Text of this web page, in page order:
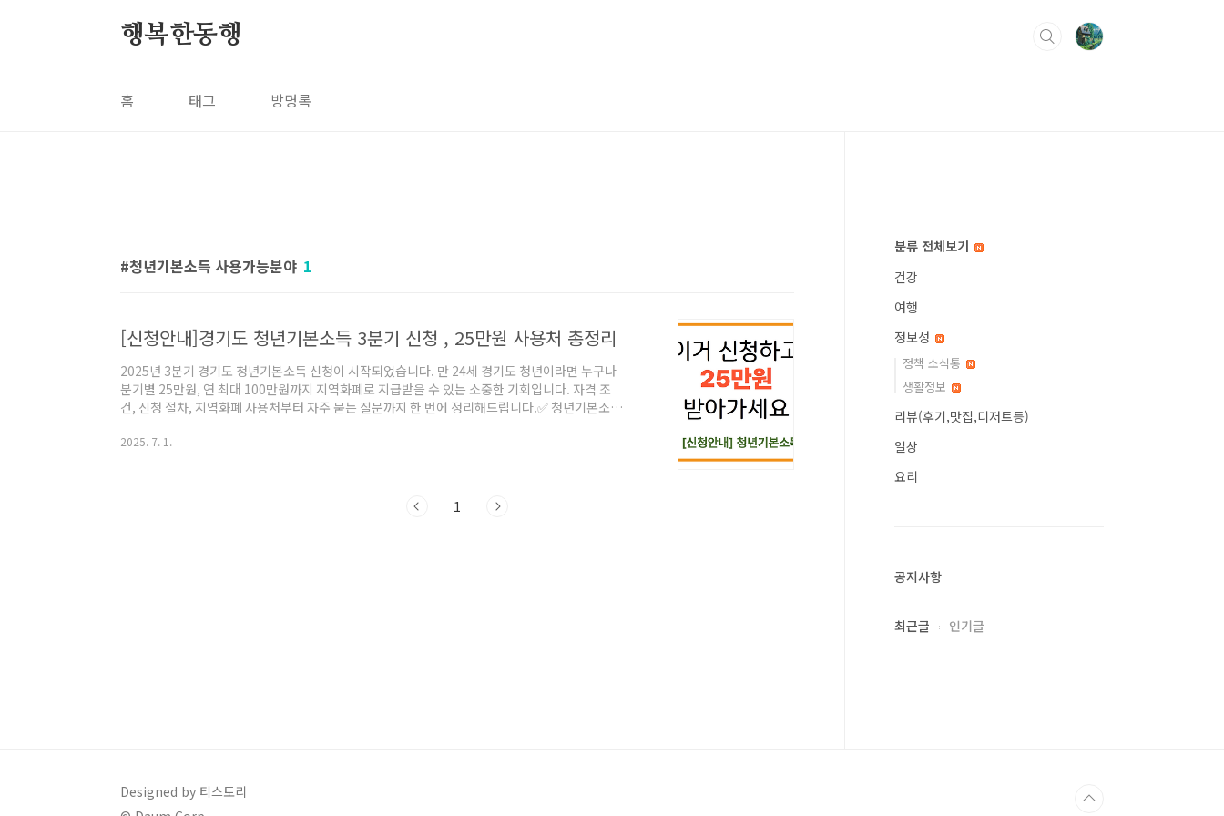
행복한동행
홈 태그 방명록
청년기본소득 사용가능분야 1
[신청안내]경기도 청년기본소득 3분기 신청 , 25만원 사용처 총정리
2025년 3분기 경기도 청년기본소득 신청이 시작되었습니다. 만 24세 경기도 청년이라면 누구나
분기별 25만원, 연 최대 100만원까지 지역화폐로 지급받을 수 있는 소중한 기회입니다. 자격 조
건, 신청 절차, 지역화폐 사용처부터 자주 묻는 질문까지 한 번에 정리해드립니다.✅ 청년기본소득
수당입니다!📌 청년기본소득 지원 대상 및 조건연령: 신청일 기준 만 24세 (2025년 기준, 2000년
2025. 7. 1.
1
분류 전체보기
건강
여행
정보성
정책 소식통
생활정보
리뷰(후기,맛집,디저트등)
일상
요리
공지사항
최근글 인기글
Designed by 티스토리